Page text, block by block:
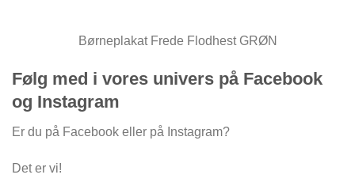
Børneplakat Frede Flodhest GRØN
Følg med i vores univers på Facebook
og Instagram
Er du på Facebook eller på Instagram?
Det er vi!